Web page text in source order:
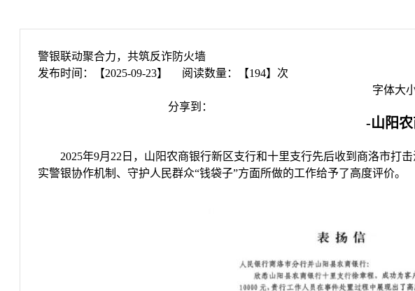
警银联动聚合力，共筑反诈防火墙
发布时间：【2025-09-23】 阅读数量：【194】次
字体大
分享到：
-山阳
2025年9月22日，山阳农商银行新区支行和十里支行先后收到商洛市打
实警银协作机制、守护人民群众“钱袋子”方面所做的工作给予了高度评价。